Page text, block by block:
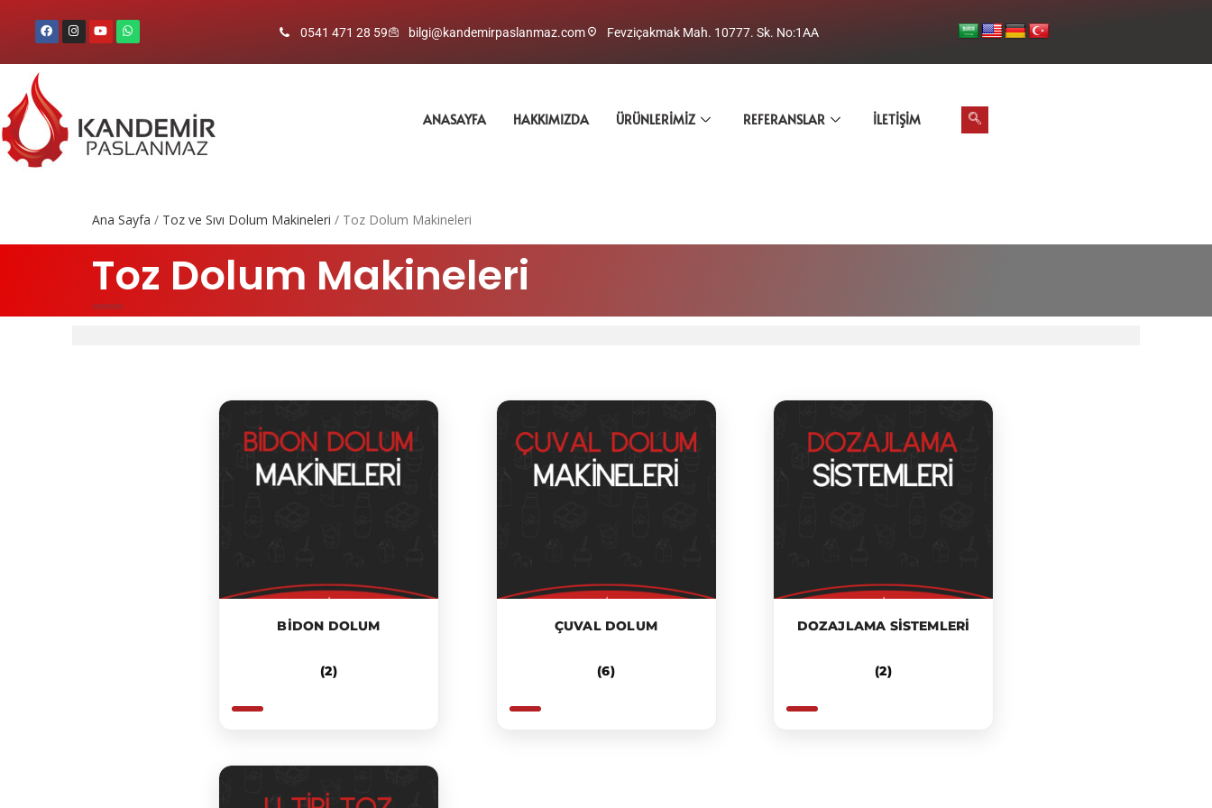
0541 471 28 59 bilgi@kandemirpaslanmaz.com Fevziçakmak Mah. 10777. Sk. No:1AA
ANASAYFA HAKKIMIZDA ÜRÜNLERIMIZ REFERANSLAR İLETIŞIM
Ana Sayfa / Toz ve Sıvı Dolum Makineleri / Toz Dolum Makineleri
Toz Dolum Makineleri
BIDON DOLUM
(2)
ÇUVAL DOLUM
(6)
DOZAJLAMA SISTEMLERI
(2)